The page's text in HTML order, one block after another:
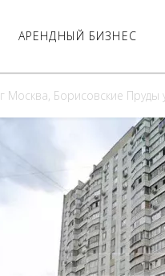
АРЕНДНЫЙ БИЗНЕС
г Москва, Борисовские Пруды